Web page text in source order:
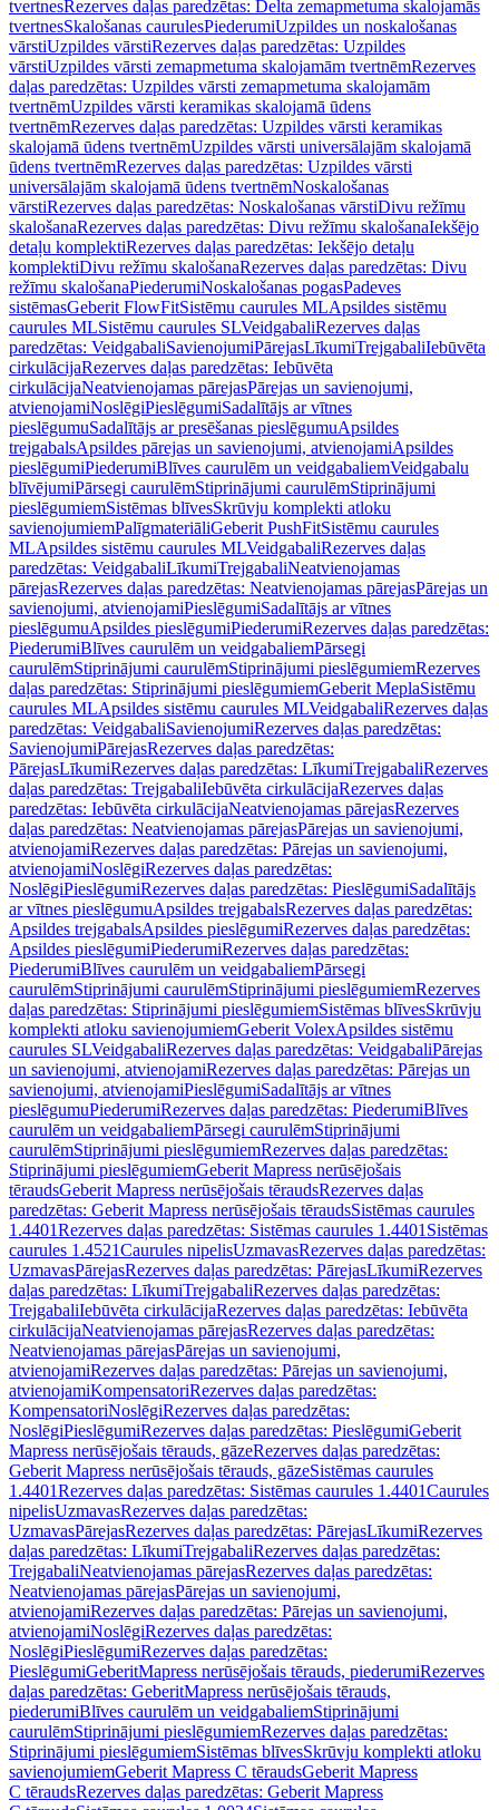
tvertnesRezerves daļas paredzētas: Delta zemapmetuma skalojamās
tvertnesSkalošanas caurulesPiederumiUzpildes un noskalošanas
vārstiUzpildes vārstiRezerves daļas paredzētas: Uzpildes
vārstiUzpildes vārsti zemapmetuma skalojamām tvertnēmRezerves
daļas paredzētas: Uzpildes vārsti zemapmetuma skalojamām
tvertnēmUzpildes vārsti keramikas skalojamā ūdens
tvertnēmRezerves daļas paredzētas: Uzpildes vārsti keramikas
skalojamā ūdens tvertnēmUzpildes vārsti universālajām skalojamā
ūdens tvertnēmRezerves daļas paredzētas: Uzpildes vārsti
universālajām skalojamā ūdens tvertnēmNoskalošanas
vārstiRezerves daļas paredzētas: Noskalošanas vārstiDivu režīmu
skalošanaRezerves daļas paredzētas: Divu režīmu skalošanaIekšējo
detaļu komplektiRezerves daļas paredzētas: Iekšējo detaļu
komplektiDivu režīmu skalošanaRezerves daļas paredzētas: Divu
režīmu skalošanaPiederumiNoskalošanas pogasPadeves
sistēmasGeberit FlowFitSistēmu caurules MLApsildes sistēmu
caurules MLSistēmu caurules SLVeidgabaliRezerves daļas
paredzētas: VeidgabaliSavienojumiPārejasLīkumiTrejgabaliIebūvēta
cirkulācijaRezerves daļas paredzētas: Iebūvēta
cirkulācijaNeatvienojamas pārejasPārejas un savienojumi,
atvienojamiNoslēgiPieslēgumiSadalītājs ar vītnes
pieslēgumuSadalītājs ar presēšanas pieslēgumuApsildes
trejgabalsApsildes pārejas un savienojumi, atvienojamiApsildes
pieslēgumiPiederumiBlīves caurulēm un veidgabaliemVeidgabalu
blīvējumiPārsegi caurulēmStiprinājumi caurulēmStiprinājumi
pieslēgumiemSistēmas blīvesSkrūvju komplekti atloku
savienojumiemPalīgmateriāliGeberit PushFitSistēmu caurules
MLApsildes sistēmu caurules MLVeidgabaliRezerves daļas
paredzētas: VeidgabaliLīkumiTrejgabaliNeatvienojamas
pārejasRezerves daļas paredzētas: Neatvienojamas pārejasPārejas un
savienojumi, atvienojamiPieslēgumiSadalītājs ar vītnes
pieslēgumuApsildes pieslēgumiPiederumiRezerves daļas paredzētas:
PiederumiBlīves caurulēm un veidgabaliemPārsegi
caurulēmStiprinājumi caurulēmStiprinājumi pieslēgumiemRezerves
daļas paredzētas: Stiprinājumi pieslēgumiemGeberit MeplaSistēmu
caurules MLApsildes sistēmu caurules MLVeidgabaliRezerves daļas
paredzētas: VeidgabaliSavienojumiRezerves daļas paredzētas:
SavienojumiPārejasRezerves daļas paredzētas:
PārejasLīkumiRezerves daļas paredzētas: LīkumiTrejgabaliRezerves
daļas paredzētas: TrejgabaliIebūvēta cirkulācijaRezerves daļas
paredzētas: Iebūvēta cirkulācijaNeatvienojamas pārejasRezerves
daļas paredzētas: Neatvienojamas pārejasPārejas un savienojumi,
atvienojamiRezerves daļas paredzētas: Pārejas un savienojumi,
atvienojamiNoslēgiRezerves daļas paredzētas:
NoslēgiPieslēgumiRezerves daļas paredzētas: PieslēgumiSadalītājs
ar vītnes pieslēgumuApsildes trejgabalsRezerves daļas paredzētas:
Apsildes trejgabalsApsildes pieslēgumiRezerves daļas paredzētas:
Apsildes pieslēgumiPiederumiRezerves daļas paredzētas:
PiederumiBlīves caurulēm un veidgabaliemPārsegi
caurulēmStiprinājumi caurulēmStiprinājumi pieslēgumiemRezerves
daļas paredzētas: Stiprinājumi pieslēgumiemSistēmas blīvesSkrūvju
komplekti atloku savienojumiemGeberit VolexApsildes sistēmu
caurules SLVeidgabaliRezerves daļas paredzētas: VeidgabaliPārejas
un savienojumi, atvienojamiRezerves daļas paredzētas: Pārejas un
savienojumi, atvienojamiPieslēgumiSadalītājs ar vītnes
pieslēgumuPiederumiRezerves daļas paredzētas: PiederumiBlīves
caurulēm un veidgabaliemPārsegi caurulēmStiprinājumi
caurulēmStiprinājumi pieslēgumiemRezerves daļas paredzētas:
Stiprinājumi pieslēgumiemGeberit Mapress nerūsējošais
tēraudsGeberit Mapress nerūsējošais tēraudsRezerves daļas
paredzētas: Geberit Mapress nerūsējošais tēraudsSistēmas caurules
1.4401Rezerves daļas paredzētas: Sistēmas caurules 1.4401 Sistēmas
caurules 1.4521Caurules nipelisUzmavasRezerves daļas paredzētas:
UzmavasPārejasRezerves daļas paredzētas: PārejasLīkumiRezerves
daļas paredzētas: LīkumiTrejgabaliRezerves daļas paredzētas:
TrejgabaliIebūvēta cirkulācijaRezerves daļas paredzētas: Iebūvēta
cirkulācijaNeatvienojamas pārejasRezerves daļas paredzētas:
Neatvienojamas pārejasPārejas un savienojumi,
atvienojamiRezerves daļas paredzētas: Pārejas un savienojumi,
atvienojamiKompensatoriRezerves daļas paredzētas:
KompensatoriNoslēgiRezerves daļas paredzētas:
NoslēgiPieslēgumiRezerves daļas paredzētas: PieslēgumiGeberit
Mapress nerūsējošais tērauds, gāzeRezerves daļas paredzētas:
Geberit Mapress nerūsējošais tērauds, gāzeSistēmas caurules
1.4401Rezerves daļas paredzētas: Sistēmas caurules 1.4401Caurules
nipelisUzmavasRezerves daļas paredzētas:
UzmavasPārejasRezerves daļas paredzētas: PārejasLīkumiRezerves
daļas paredzētas: LīkumiTrejgabaliRezerves daļas paredzētas:
TrejgabaliNeatvienojamas pārejasRezerves daļas paredzētas:
Neatvienojamas pārejasPārejas un savienojumi,
atvienojamiRezerves daļas paredzētas: Pārejas un savienojumi,
atvienojamiNoslēgiRezerves daļas paredzētas:
NoslēgiPieslēgumiRezerves daļas paredzētas:
PieslēgumiGeberitMapress nerūsējošais tērauds, piederumiRezerves
daļas paredzētas: GeberitMapress nerūsējošais tērauds,
piederumiBlīves caurulēm un veidgabaliemStiprinājumi
caurulēmStiprinājumi pieslēgumiemRezerves daļas paredzētas:
Stiprinājumi pieslēgumiemSistēmas blīvesSkrūvju komplekti atloku
savienojumiemGeberit Mapress C tēraudsGeberit Mapress
C tēraudsRezerves daļas paredzētas: Geberit Mapress